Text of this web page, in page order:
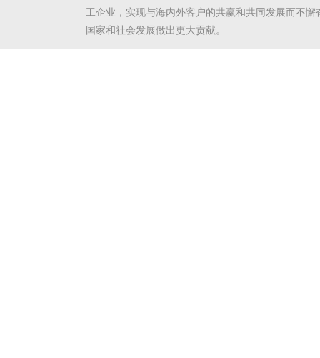
工企业，实现与海内外客户的共赢和共同发展而不懈
国家和社会发展做出更大贡献。